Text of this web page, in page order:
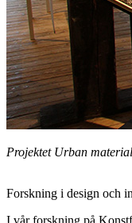
Projektet Urban
Forskning i design och
I vår forskning på